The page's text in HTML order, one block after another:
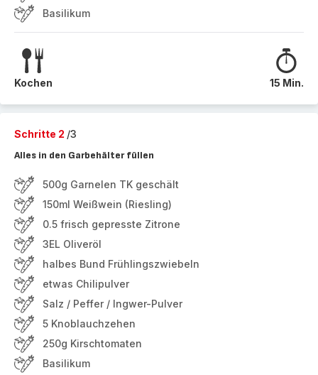
Basilikum
Kochen 15 Min.
Schritte 2 /3
Alles in den Garbehälter füllen
500g Garnelen TK geschält
150ml Weißwein (Riesling)
0.5 frisch gepresste Zitrone
3EL Oliveröl
halbes Bund Frühlingszwiebeln
etwas Chilipulver
Salz / Peffer / Ingwer-Pulver
5 Knoblauchzehen
250g Kirschtomaten
Basilikum